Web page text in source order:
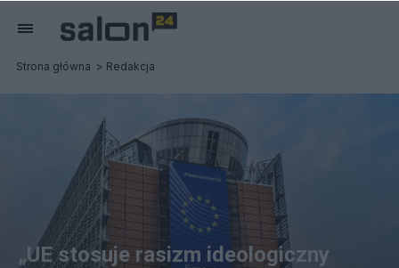
Strona główna Redakcja
„UE stosuje rasizm ideologiczny